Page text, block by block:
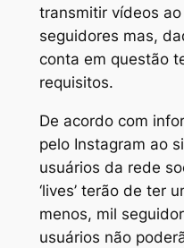
transmitir vídeos
seguidores mas,
conta em questão
requisitos.
De acordo com
pelo Instagram ao
usuários da rede
‘lives’ terão de ter
menos, mil
usuários não